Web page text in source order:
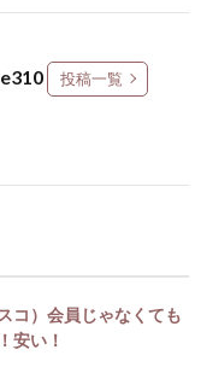
投稿一覧
コ）会員じゃなくても
安い！